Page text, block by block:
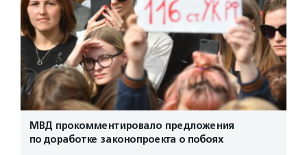
МВД прокомментировало предложения
по доработке законопроекта о побоях